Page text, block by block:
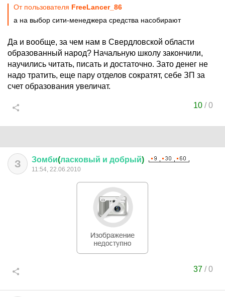
От пользователя FreeLancer_86
а на выбор сити-менеджера средства насобирают
Да и вообще, за чем нам в Свердловской области
образованный народ? Начальную школу закончили,
научились читать, писать и достаточно. Зато денег не
надо тратить, еще пару отделов сократят, себе ЗП за
счет образования увеличат.
10 /0
З Зомби(ласковый и добрый)
11:54, 22.06.2010
37 /0